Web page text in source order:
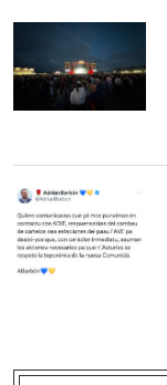
asturiano